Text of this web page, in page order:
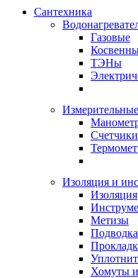
Сантехника
Газовые
ТЭНы
Изоляция и
Изоляция
Метизы
Подводка
Хомуты